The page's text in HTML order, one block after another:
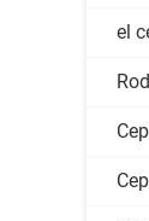
el